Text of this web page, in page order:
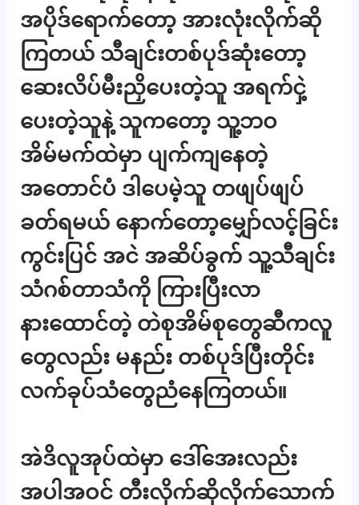
အပိုဒ်ရောက်တော့ အားလုံးလိုက်ဆို
ကြတယ် သီချင်းတစ်ပုဒ်ဆုံးတော့
ဆေးလိပ်မီးညှိပေးတဲ့သူ အရက်ငှဲ့
ပေးတဲ့သူနဲ့ သူကတော့ သူ့ဘဝ
အိမ်မက်ထဲမှာ ပျက်ကျနေတဲ့
အတောင်ပံ ဒါပေမဲ့သူ တဖျပ်ဖျပ်
ခတ်ရမယ် နောက်တော့မျှော်လင့်ခြင်း
ကွင်းပြင် အငဲ အဆိပ်ခွက် သူ့သီချင်း
သံဂစ်တာသံကို ကြားပြီးလာ
နားထောင်တဲ့ တဲစုအိမ်စုတွေဆီကလူ
တွေလည်း မနည်း တစ်ပုဒ်ပြီးတိုင်း
လက်ခုပ်သံတွေညံနေကြတယ်။
အဲဒိလူအုပ်ထဲမှာ ဒေါ်အေးလည်း
အပါအဝင် တီးလိုက်ဆိုလိုက်သောက်